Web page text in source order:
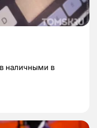
наличными в